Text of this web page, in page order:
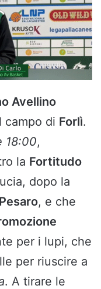
Avellino
campo di Forlì.
18:00,
la Fortitudo
dopo la
Pesaro, e che
per i lupi, che
per riuscire a
. A tirare le